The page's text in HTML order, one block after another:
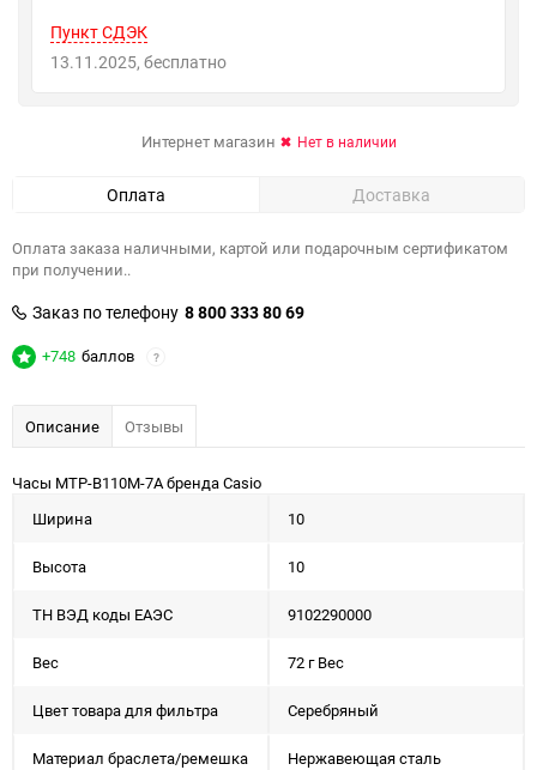
Пункт СДЭК
13.11.2025
Бесплатно
Интернет магазин Нет в наличии
Оплата Доставка
Оплата заказа наличными, картой или подарочным сертификатом
при получении..
Заказ по телефону 8 800 333 80 69
+748 баллов ?
Описание Отзывы
Часы MTP-B110M-7A бренда Casio
Ширина
10
Высота 10
ТН ВЭД коды ЕАЭС 9102290000
Вес 72 г Вес
Цвет товара для фильтра Серебряный
Материал браслета/ремешка Нержавеющая сталь